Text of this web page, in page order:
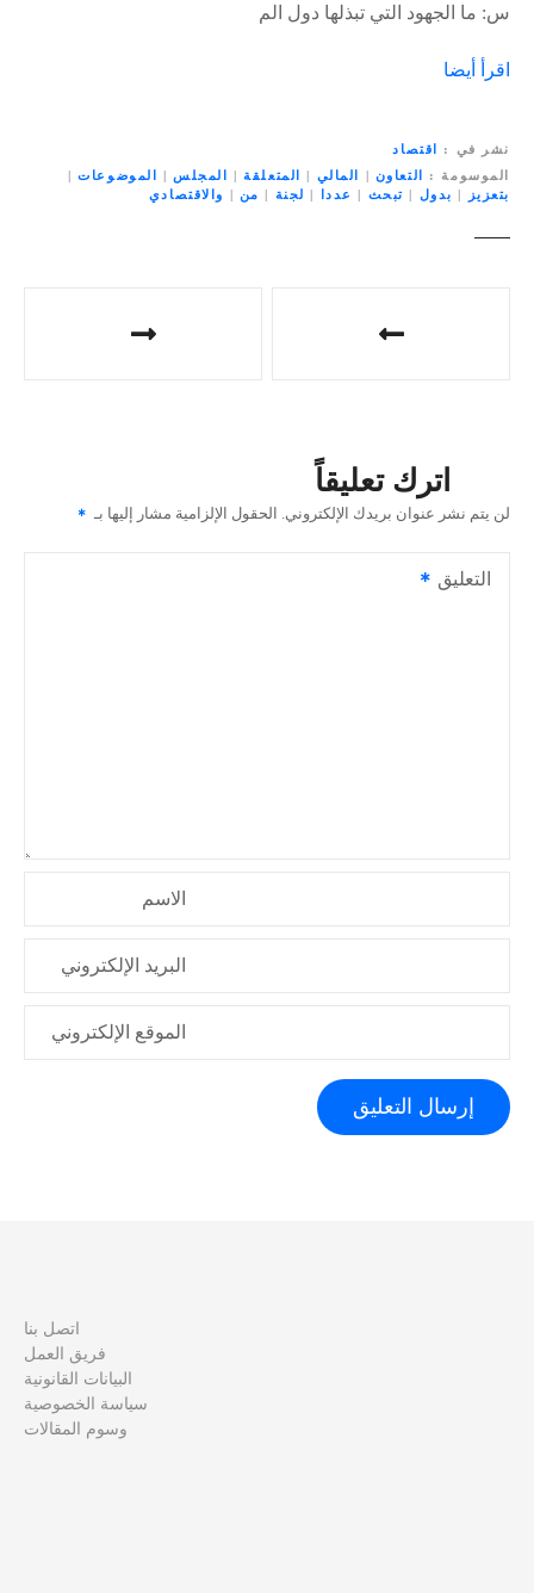
س: ما الجهود التي تبذلها دول الم
اقرأ أيضا
نشر في
اقتصاد
الموسومة
التعاون | المالي | المتعلقة| المجلس | الموضوعات|
بتعزيز
| بدول | تبحث | عددا | لجنة | من | والاقتصادي
ا
م
اترك تعليقاً
لن يتم نشر عنوان بريدك الإلكتروني. الحقول الإلزامية مشار إليها بـ
التعليق
الاسم
البريد الإلكتروني
الموقع الإلكتروني
اتصل بنا
فريق العمل
البيانات القانونية
سياسة الخصوصية
وسوم المقالات